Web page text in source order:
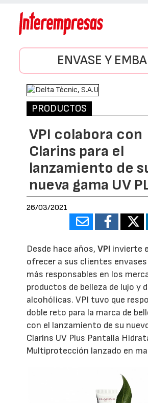
ENVASE Y
PRODUCTOS
VPI colabora con
Clarins para el
lanzamiento de
nueva gama UV
26/03/2021
Desde hace años, VPI invierte
ofrecer a sus clientes envases
más responsables en los
productos de belleza de lujo y
alcohólicas. VPI tuvo que
doble reto para la marca de
con el lanzamiento de su
Clarins UV Plus Pantalla
Multiprotección lanzado en